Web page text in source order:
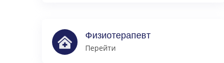
Физиотерапевт
Перейти